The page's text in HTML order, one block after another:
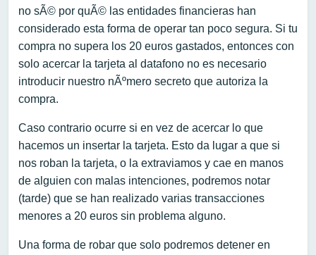
no sÃ© por quÃ© las entidades financieras han
considerado esta forma de operar tan poco segura. Si tu
compra no supera los 20 euros gastados, entonces con
solo acercar la tarjeta al datafono no es necesario
introducir nuestro nÃºmero secreto que autoriza la
compra.
Caso contrario ocurre si en vez de acercar lo que
hacemos un insertar la tarjeta. Esto da lugar a que si
nos roban la tarjeta, o la extraviamos y cae en manos
de alguien con malas intenciones, podremos notar
(tarde) que se han realizado varias transacciones
menores a 20 euros sin problema alguno.
Una forma de robar que solo podremos detener en